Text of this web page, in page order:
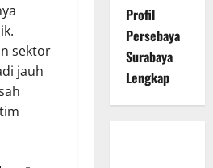
sektor
jauh
Profil
Persebaya
Surabaya
Lengkap